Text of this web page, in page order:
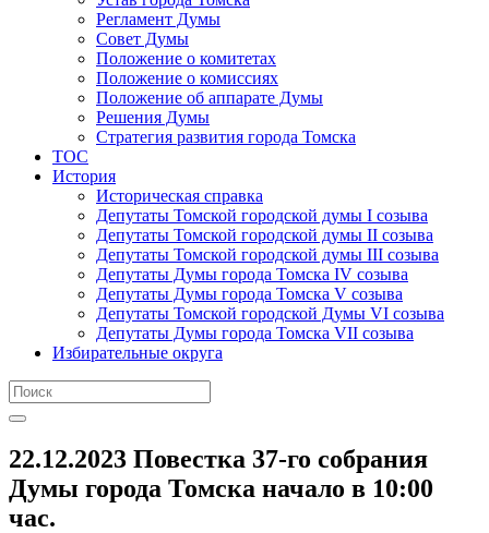
Регламент Думы
Совет Думы
Положение о комитетах
Положение о комиссиях
Положение об аппарате Думы
Решения Думы
Стратегия развития города Томска
ТОС
История
Историческая справка
Депутаты Томской городской думы I созыва
Депутаты Томской городской думы II созыва
Депутаты Томской городской думы III созыва
Депутаты Думы города Томска IV созыва
Депутаты Думы города Томска V созыва
Депутаты Томской городской Думы VI созыва
Депутаты Думы города Томска VII созыва
Избирательные округа
22.12.2023 Повестка 37-го собрания
Думы города Томска начало в 10:00
час.